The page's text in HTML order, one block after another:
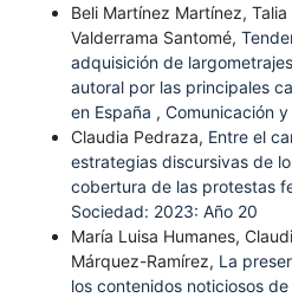
Beli Martínez Martínez,
Valderrama Santomé,
adquisición de
autoral por las principales
en España , Comunicación
Claudia Pedraza, Entre el
estrategias discursivas de
cobertura de las protestas
Sociedad: 2023: Año 20
María Luisa Humanes,
Márquez-Ramírez, La
los contenidos noticiosos